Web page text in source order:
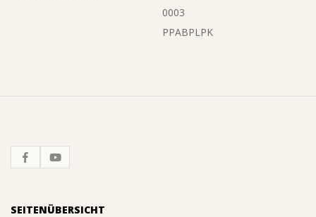
0003
PPABPLPK
SEITENÜBERSICHT